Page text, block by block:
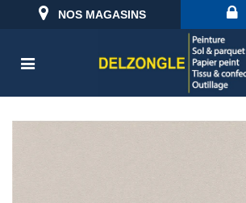
NOS MAGASINS